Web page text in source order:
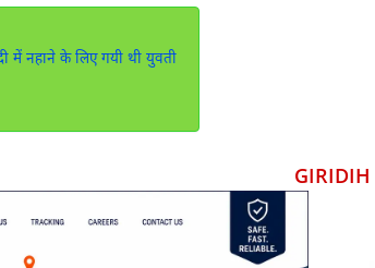
में नहाने के लिए गयी थी युवती
GIRIDIH